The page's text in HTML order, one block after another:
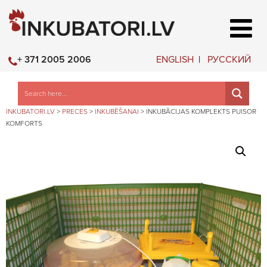
ENGLISH РУССКИЙ
+ 371 2005 2006
INKUBATORI.LV > PRECES > INKUBĒŠANAI > INKUBĀCIJAS KOMPLEKTS PUISOR
KOMFORTS